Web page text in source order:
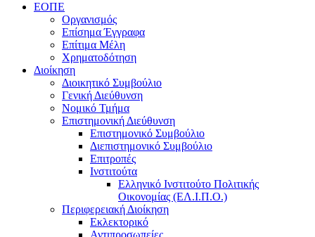
ΕΟΠΕ
Οργανισμός
Επίσημα Έγγραφα
Επίτιμα Μέλη
Χρηματοδότηση
Διοίκηση
Διοικητικό Συμβούλιο
Γενική Διεύθυνση
Νομικό Τμήμα
Επιστημονική Διεύθυνση
Επιστημονικό Συμβούλιο
Διεπιστημονικό Συμβούλιο
Επιτροπές
Ινστιτούτα
Ελληνικό Ινστιτούτο Πολιτικής
Οικονομίας (ΕΛ.Ι.Π.Ο.)
Περιφερειακή Διοίκηση
Εκλεκτορικό
Αντιπροσωπείες